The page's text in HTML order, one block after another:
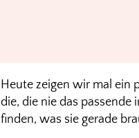
Heute zeigen wir mal ein
die, die nie das
finden, was sie gerade